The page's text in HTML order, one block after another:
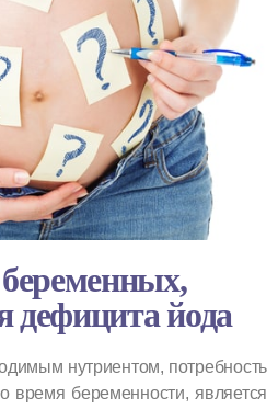
дефицита йода
нутриентом, потребность
время беременности, является